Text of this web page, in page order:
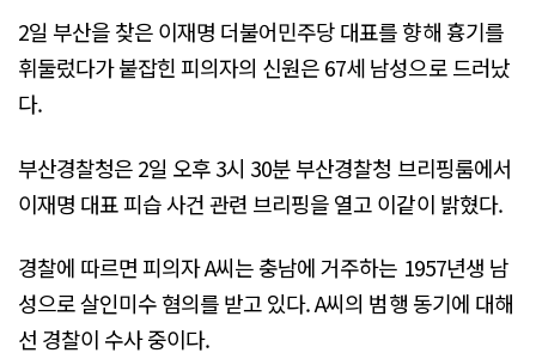
2일 부산을 찾은 이재명 더불어민주당 대표를 향해 흉기를
휘둘렀다가 붙잡힌 피의자의 신원은 67세 남성으로 드러났
다.
부산경찰청은 2일 오후 3시 30분 부산경찰청 브리핑룸에서
이재명 대표 피습 사건 관련 브리핑을 열고 이같이 밝혔다.
경찰에 따르면 피의자 A씨는 충남에 거주하는 1957년생 남
성으로 살인미수 혐의를 받고 있다. A씨의 범행 동기에 대해
선 경찰이 수사 중이다.